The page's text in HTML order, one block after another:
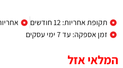
תקופת אחריות: 12 חודשים
זמן אספקה: עד 7 ימי עסקים
המלאי אזל